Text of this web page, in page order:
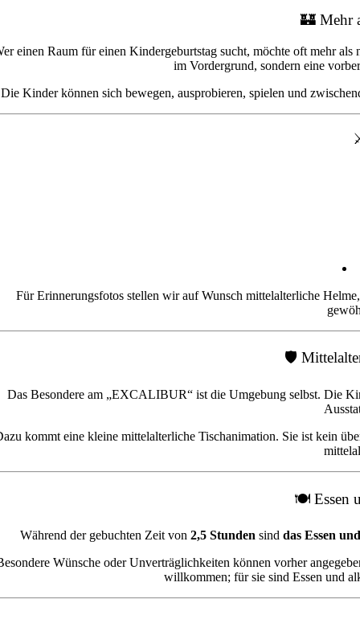
🏰 Mehr
einen Raum für einen Kindergeburtstag sucht, möchte oft mehr
im Vordergrund, sondern eine
Die Kinder können sich bewegen, ausprobieren, spielen und
Für Erinnerungsfotos stellen wir auf Wunsch mittelalterliche
🛡️
Das Besondere am „EXCALIBUR“ ist die Umgebung selbst. Die
kommt eine kleine mittelalterliche Tischanimation. Sie ist kein
🍽️ Essen
Während der gebuchten Zeit von 2,5 Stunden sind das Essen
Wünsche oder Unverträglichkeiten können vorher
willkommen; für sie sind Essen und